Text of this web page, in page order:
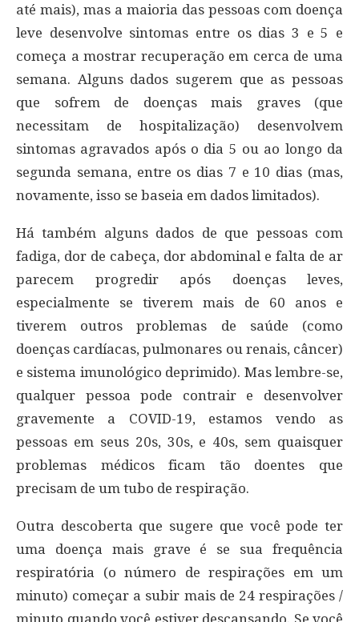
até mais), mas a maioria das pessoas com doença
leve desenvolve sintomas entre os dias 3 e 5 e
começa a mostrar recuperação em cerca de uma
semana. Alguns dados sugerem que as pessoas
que sofrem de doenças mais graves (que
necessitam de hospitalização) desenvolvem
sintomas agravados após o dia 5 ou ao longo da
segunda semana, entre os dias 7 e 10 dias (mas,
novamente, isso se baseia em dados limitados).
Há também alguns dados de que pessoas com
fadiga, dor de cabeça, dor abdominal e falta de ar
parecem progredir após doenças leves,
especialmente se tiverem mais de 60 anos e
tiverem outros problemas de saúde (como
doenças cardíacas, pulmonares ou renais, câncer)
e sistema imunológico deprimido). Mas lembre-se,
qualquer pessoa pode contrair e desenvolver
gravemente a COVID-19, estamos vendo as
pessoas em seus 20s, 30s, e 40s, sem quaisquer
problemas médicos ficam tão doentes que
precisam de um tubo de respiração.
Outra descoberta que sugere que você pode ter
uma doença mais grave é se sua frequência
respiratória (o número de respirações em um
minuto) começar a subir mais de 24 respirações /
minuto quando você estiver descansando. Se você